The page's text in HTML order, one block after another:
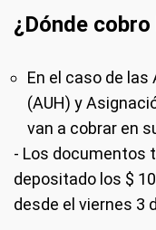
¿Dónde
En el caso de
(AUH) y
van a cobrar en
- Los documentos
depositado los $
desde el viernes 3